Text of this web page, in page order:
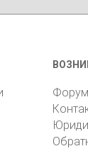
Форум